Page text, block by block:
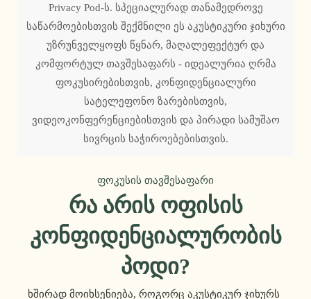
Privacy Pod-ს. სპეციალურად თანამედროვე
საწარმოებისთვის შექმნილი ეს აკუსტიკური ჯიხური
უზრუნველყოფს წყნარ, მაღალეფექტურ და
კომფორტულ თავშესაფარს - იდეალურია ღრმა
ფოკუსირებისთვის, კონფიდენციალური
სატელეფონო ზარებისთვის,
ვიდეოკონფერენციებისთვის და პირადი სამუშაო
სივრცის საჭიროებებისთვის.
ფოკუსის თავშესაფარი
Რა Არის Ოფისის
Კონფიდენციალურობის
Პოდი?
ხშირად მოიხსენიება, როგორც აკუსტიკურ ჯიხურს